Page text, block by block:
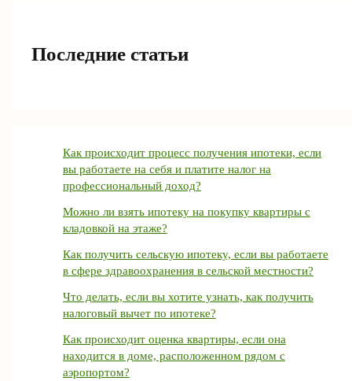
Последние статьи
Как происходит процесс получения ипотеки, если
вы работаете на себя и платите налог на
профессиональный доход?
Можно ли взять ипотеку на покупку квартиры с
кладовкой на этаже?
Как получить сельскую ипотеку, если вы работаете
в сфере здравоохранения в сельской местности?
Что делать, если вы хотите узнать, как получить
налоговый вычет по ипотеке?
Как происходит оценка квартиры, если она
находится в доме, расположенном рядом с
аэропортом?